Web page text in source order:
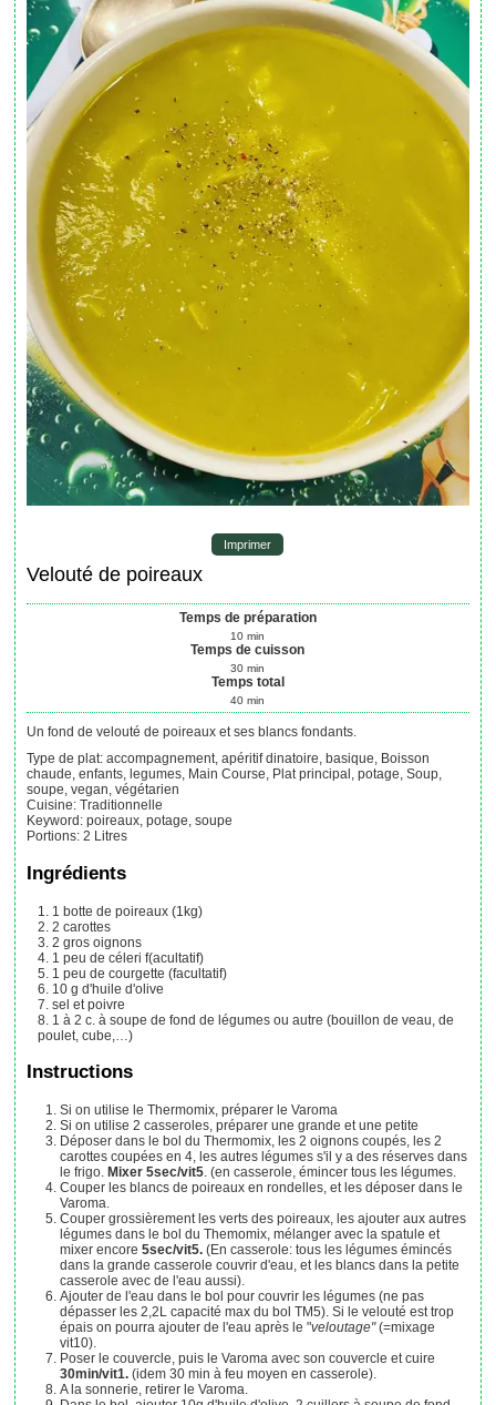
Imprimer
Velouté de poireaux
Temps de préparation
10 min
Temps de cuisson
30 min
Temps total
40 min
Un fond de velouté de poireaux et ses blancs fondants.
Type de plat: accompagnement, apéritif dinatoire, basique, Boisson
chaude, enfants, legumes, Main Course, Plat principal, potage, Soup,
soupe, vegan, végétarien
Cuisine: Traditionnelle
Keyword: poireaux, potage, soupe
Portions:2 Litres
Ingrédients
1 botte de poireaux (1kg)
2 carottes
2 gros oignons
1 peu de céleri f(acultatif)
1 peude courgette (facultatif)
10 g d'huile d'olive
sel et poivre
1 à 2 c. à soupe de fond de légumes ou autre (bouillon de veau, de
poulet, cube,…)
Instructions
Si on utilise le Thermomix, préparer le Varoma
Si on utilise 2 casseroles, préparer une grande et une petite
Déposer dans le bol du Thermomix, les 2 oignons coupés, les 2
carottes coupées en 4, les autres légumes s'il y a des réserves dans
le frigo. Mixer 5sec/vit5. (en casserole, émincer tous les légumes.
Couper les blancs de poireaux en rondelles, et les déposer dans le
Varoma.
Couper grossièrement les verts des poireaux, les ajouter aux autres
légumes dans le bol du Themomix, mélanger avec la spatule et
mixer encore5sec/vit5.(En casserole: tous les légumes émincés
dans la grande casserole couvrir d'eau, et les blancs dans la petite
casserole avec de l'eau aussi).
Ajouter de l'eau dans le bol pour couvrir les légumes (ne pas
dépasser les 2,2L capacité max du bol TM5). Si le velouté est trop
épais on pourra ajouter de l'eau après le "veloutage"(=mixage
vit10).
Poser le couvercle, puis le Varoma avec son couvercle et cuire
30min/vit1.(idem 30 min à feu moyen en casserole).
A la sonnerie, retirer le Varoma.